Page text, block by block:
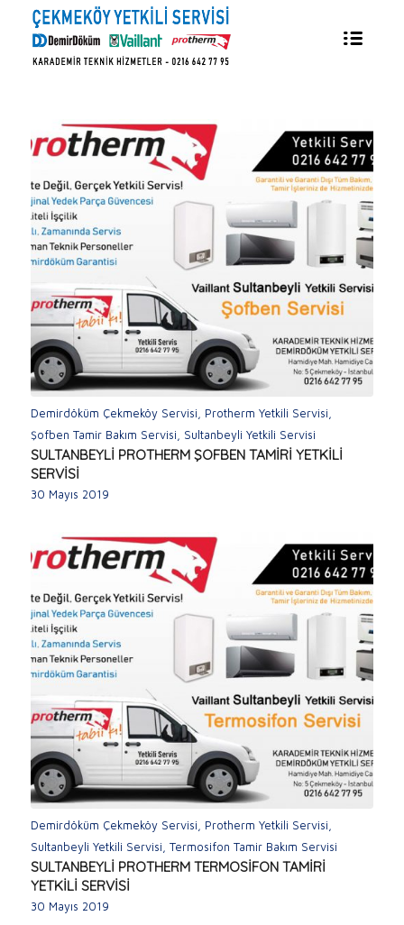
Demirdöküm Çekmeköy Servisi Protherm Yetkili Servisi
Şofben Tamir Bakım Servisi
Sultanbeyli Yetkili Servisi
SULTANBEYLİ PROTHERM ŞOFBEN TAMİRİ YETKİLİ
SERVİSİ
30 Mayıs 2019
Demirdöküm Çekmeköy Servisi, Protherm Yetkili Servisi,
Sultanbeyli Yetkili Servisi, Termosifon Tamir Bakım Servisi
SULTANBEYLİ PROTHERM TERMOSİFON TAMİRİ
YETKİLİ SERVİSİ
30 Mayıs 2019